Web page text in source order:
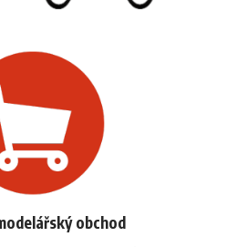
obchod